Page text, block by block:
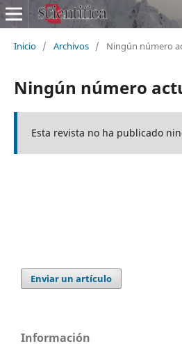
Inicio / Archivos / Ningún número
Ningún número
Esta revista no ha publicado
Enviar un artículo
Información